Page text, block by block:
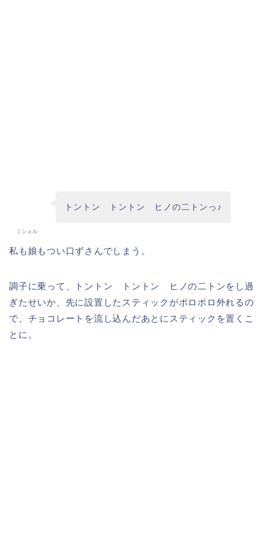
ミシェル
トントン トントン ヒノの二トンっ♪
私も娘もつい口ずさんでしまう。
調子に乗って、トントン トントン ヒノの二トンをし過
ぎたせいか、先に設置したスティックがポロポロ外れるの
で、チョコレートを流し込んだあとにスティックを置くこ
とに。